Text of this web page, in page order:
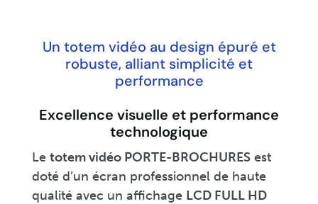
Un totem vidéo au design épuré et
robuste, alliant simplicité et
performance
Excellence visuelle et performance
technologique
Le totem vidéo PORTE-BROCHURESest
doté d’un écran professionnel de haute
qualité avec un affichage LCD FULL HD